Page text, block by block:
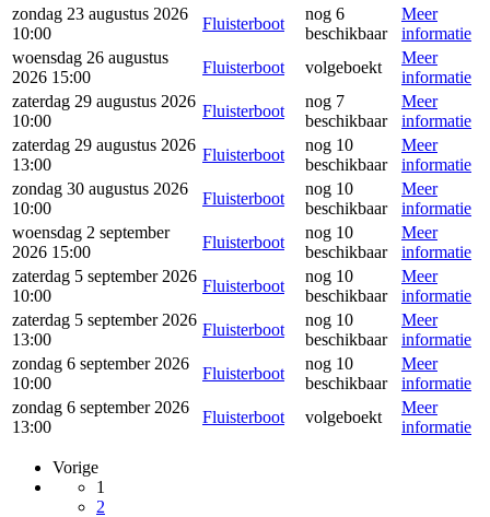
zondag 23 augustus 2026
10:00
Fluisterboot
nog 6
beschikbaar
Meer
informatie
woensdag 26 augustus
2026 15:00
Fluisterboot volgeboekt
Meer
informatie
zaterdag 29 augustus 2026
10:00
Fluisterboot
nog 7
beschikbaar
Meer
informatie
zaterdag 29 augustus 2026
13:00
Fluisterboot
nog 10
beschikbaar
Meer
informatie
zondag 30 augustus 2026
10:00
Fluisterboot
nog 10
beschikbaar
Meer
informatie
woensdag 2 september
2026 15:00
Fluisterboot
nog 10
beschikbaar
Meer
informatie
zaterdag 5 september 2026
10:00
Fluisterboot
nog 10
beschikbaar
Meer
informatie
zaterdag 5 september 2026
13:00
Fluisterboot
nog 10
beschikbaar
Meer
informatie
zondag 6 september 2026
10:00
Fluisterboot
nog 10
beschikbaar
Meer
informatie
zondag 6 september 2026
13:00
Fluisterboot volgeboekt
Meer
informatie
Vorige
1
2